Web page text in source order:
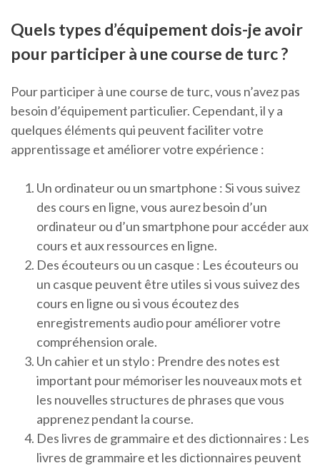
Quels types d’équipement dois-je avoir
pour participer à une course de turc ?
Pour participer à une course de turc, vous n’avez pas
besoin d’équipement particulier. Cependant, il y a
quelques éléments qui peuvent faciliter votre
apprentissage et améliorer votre expérience :
Un ordinateur ou un smartphone : Si vous suivez
des cours en ligne, vous aurez besoin d’un
ordinateur ou d’un smartphone pour accéder aux
cours et aux ressources en ligne.
Des écouteurs ou un casque : Les écouteurs ou
un casque peuvent être utiles si vous suivez des
cours en ligne ou si vous écoutez des
enregistrements audio pour améliorer votre
compréhension orale.
Un cahier et un stylo : Prendre des notes est
important pour mémoriser les nouveaux mots et
les nouvelles structures de phrases que vous
apprenez pendant la course.
Des livres de grammaire et des dictionnaires : Les
livres de grammaire et les dictionnaires peuvent